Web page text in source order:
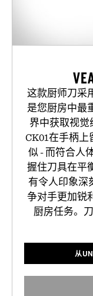
这款厨师刀采
是您厨房中最
界中获取视觉
CK01在手柄上
似 - 而符合人
握住刀具在平
有令人印象深
争对手更加锐
厨房任务。
从